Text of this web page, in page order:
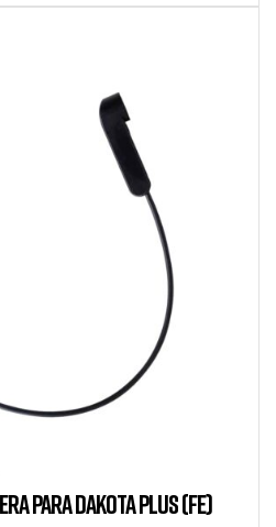
PARA DAKOTA PLUS (FE)